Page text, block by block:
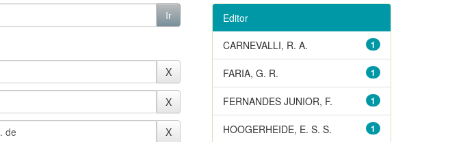
Editor
1
CARNEVALLI, R. A.
1
FARIA, G. R.
1
FERNANDES JUNIOR, F.
1
HOOGERHEIDE, E. S. S.